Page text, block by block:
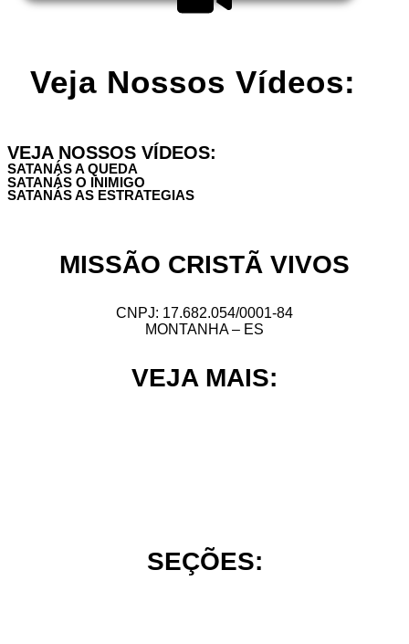
Veja Nossos Vídeos:
VEJA NOSSOS VÍDEOS:
SATANÁS A QUEDA
SATANÁS O INIMIGO
SATANÁS AS ESTRATEGIAS
MISSÃO CRISTÃ VIVOS
CNPJ: 17.682.054/0001-84
MONTANHA – ES
VEJA MAIS:
SEÇÕES: